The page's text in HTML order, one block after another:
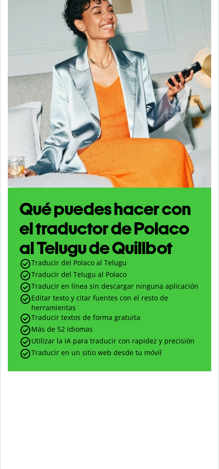
Qué puedes hacer con
el traductor de Polaco
al Telugu de Quillbot
Traducir del Polaco al Telugu
Traducir del Telugu al Polaco
Traducir en línea sin descargar ninguna aplicación
Editar texto y citar fuentes con el resto de
herramientas
Traducir textos de forma gratuita
Más de 52 idiomas
Utilizar la IA para traducir con rapidez y precisión
Traducir en un sitio web desde tu móvil